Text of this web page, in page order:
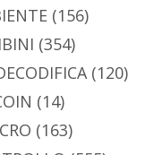
(156)
(354)
(120)
(14)
(163)